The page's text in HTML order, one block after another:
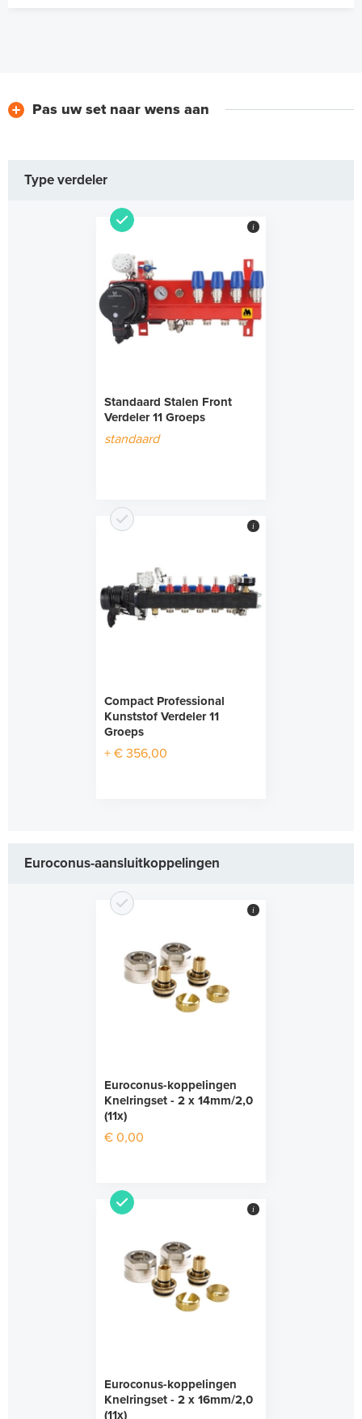
Pas uw set naar wens aan
Type verdeler
Standaard Stalen Front
Verdeler 11 Groeps
standaard
i
Compact Professional
Kunststof Verdeler 11
Groeps
+ € 356,00
i
Euroconus-aansluitkoppelingen
Euroconus-koppelingen
Knelringset - 2 x 14mm/2,0
(11x)
€ 0,00
i
Euroconus-koppelingen
Knelringset - 2 x 16mm/2,0
(11x)
i